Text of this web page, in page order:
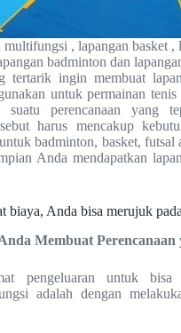
multifungsi , lapangan basket ,
badminton dan
tertarik ingin membuat
untuk permainan tenis
suatu perencanaan yang
harus mencakup
badminton, basket, futsal
Anda mendapatkan
biaya, Anda bisa merujuk
Membuat Perencanaan
pengeluaran untuk bisa
adalah dengan